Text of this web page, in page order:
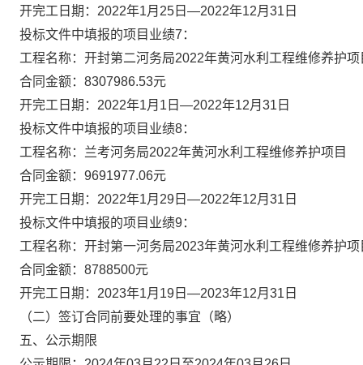
开完工日期： 2022年1月25日—2022年12月31日
投标文件中填报的项目业绩7：
工程名称：开封第二河务局2022年黄河水利工程维修养护项
合同金额： 8307986.53元
开完工日期： 2022年1月1日—2022年12月31日
投标文件中填报的项目业绩8：
工程名称：兰考河务局2022年黄河水利工程维修养护项目
合同金额： 9691977.06元
开完工日期： 2022年1月29日—2022年12月31日
投标文件中填报的项目业绩9：
工程名称：开封第一河务局2023年黄河水利工程维修养护项
合同金额： 8788500元
开完工日期： 2023年1月19日—2023年12月31日
（二）签订合同前要处理的事宜（略）
五、 公示期限